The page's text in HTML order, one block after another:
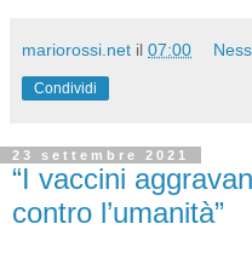
mariorossi.net il 07:00
Condividi
23 settembre 2021
“I vaccini
contro l’umanità”